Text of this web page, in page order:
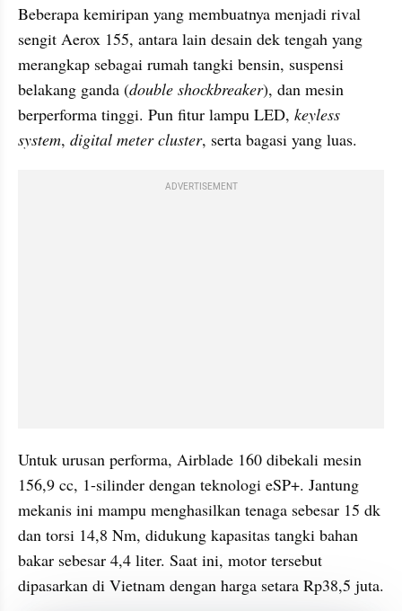
Beberapa kemiripan yang membuatnya menjadi rival
sengit Aerox 155, antara lain desain dek tengah yang
merangkap sebagai rumah tangki bensin, suspensi
belakang ganda (double shockbreaker), dan mesin
berperforma tinggi. Pun fitur lampu LED, keyless
system, digital meter cluster, serta bagasi yang luas.
ADVERTISEMENT
Untuk urusan performa, Airblade 160 dibekali mesin
156,9 cc, 1-silinder dengan teknologi eSP+. Jantung
mekanis ini mampu menghasilkan tenaga sebesar 15 dk
dan torsi 14,8 Nm, didukung kapasitas tangki bahan
bakar sebesar 4,4 liter. Saat ini, motor tersebut
dipasarkan di Vietnam dengan harga setara Rp38,5 juta.